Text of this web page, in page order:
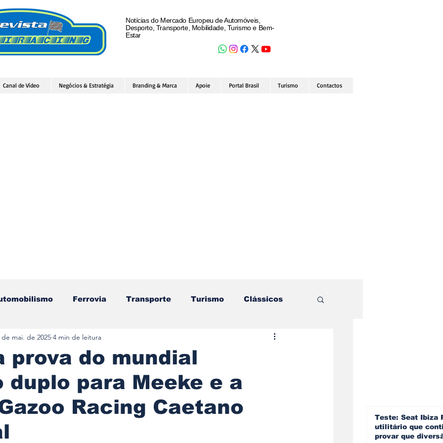
Notícias do Mercado Europeu de Automóveis,
Desporto, Transporte, Mobilidade, Turismo e Bem-
Estar
Canal de Vídeo Negócios & Estratégia Branding & Marca Apoie Portal Brasil Turismo Contactos
Ferrovia Transporte Turismo Clássicos
Motos Autocarros Testes e Comparativos
Gastronomia Videojogos/Tecnologia
Mobilidade
prova do mundial
duplo para Meeke e a
Racing Caetano
de mai. de 2025 4 min de leitura
Teste: Seat Ibiza
utilitário que
provar que